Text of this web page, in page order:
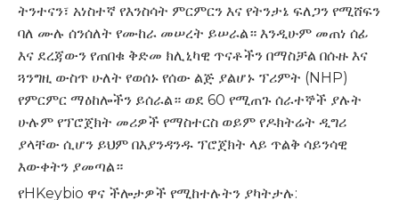
ትንተናን፣ አነስተኛ የእንስሳት ምርምርን እና የትንታኔ ፍለጋን የሚሸፍን
ባለ ሙሉ ሰንሰለት የሙከራ መሠረት ይሠራል። እንዲሁም መጠነ ሰፊ
እና ደረጃውን የጠበቁ ቅድመ ክሊኒካዊ ጥናቶችን በማስቻል በሱዙ እና
ጓንግዚ ውስጥ ሁለት የወሰኑ የሰው ልጅ ያልሆኑ ፕሪምት (NHP)
የምርምር ማዕከሎችን ይሰራል። ወደ 60 የሚጠጉ ሰራተኞች ያሉት
ሁሉም የፕሮጀክት መሪዎች የማስተርስ ወይም የዶክትሬት ዲግሪ
ያላቸው ሲሆን ይህም በእያንዳንዱ ፕሮጀክት ላይ ጥልቅ ሳይንሳዊ
እውቀትን ያመጣል።
የHKeybio ዋና ችሎታዎች የሚከተሉትን ያካትታሉ: